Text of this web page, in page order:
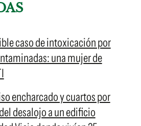
caso de intoxicación por
una mujer de
encharcado y cuartos por
desalojo a un edificio